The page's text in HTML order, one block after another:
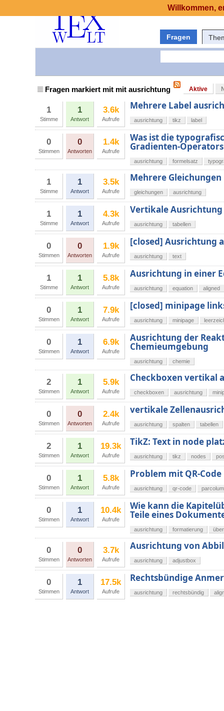
Fragen
Fragen markiert mit mit ausrichtung Aktive
1
Stimme
1
Antwort
3.6k
Aufrufe
Mehrere Label
ausrichtung tikz label
0
Stimmen
0
Antworten
1.4k
Aufrufe
Was ist die
Gradienten-
ausrichtung formelsatz
1
Stimme
1
Antwort
3.5k
Aufrufe
Mehrere
gleichungen ausrichtung
1
Stimme
1
Antwort
4.3k
Aufrufe
Vertikale Ausrichtung
ausrichtung tabellen
0
Stimmen
0
Antworten
1.9k
Aufrufe
[closed] Ausrichtung
ausrichtung text
1
Stimme
1
Antwort
5.8k
Aufrufe
Ausrichtung in einer
ausrichtung equation aligned
0
Stimmen
1
Antwort
7.9k
Aufrufe
[closed] minipage
ausrichtung minipage
0
Stimmen
1
Antwort
6.9k
Aufrufe
Ausrichtung der
Chemieumgebung
ausrichtung chemie
2
Stimmen
1
Antwort
5.9k
Aufrufe
Checkboxen vertikal
checkboxen ausrichtung
0
Stimmen
0
Antworten
2.4k
Aufrufe
vertikale
ausrichtung spalten tabellen
2
Stimmen
1
Antwort
19.3k
Aufrufe
TikZ: Text in node
ausrichtung tikz nodes
0
Stimmen
1
Antwort
5.8k
Aufrufe
Problem mit QR-
ausrichtung qr-code
0
Stimmen
1
Antwort
10.4k
Aufrufe
Wie kann die
Teile eines
ausrichtung formatierung
0
Stimmen
0
Antworten
3.7k
Aufrufe
Ausrichtung von
ausrichtung adjustbox
0
Stimmen
1
Antwort
17.5k
Aufrufe
Rechtsbündige
ausrichtung rechtsbündig
Willkommen,